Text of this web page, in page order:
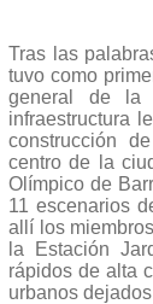
Tras las
tuvo como
general de la
infraestructura
construcción
centro de la
Olímpico de
11 escenarios
allí los
la Estación
rápidos de alta
urbanos